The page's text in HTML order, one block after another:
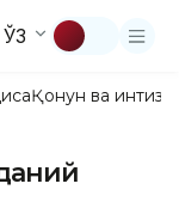
ЎЗ
Қонун ва